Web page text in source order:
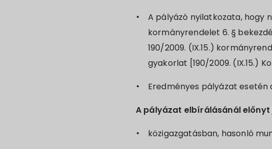
A pályázó nyilatkozata, hogy
kormányrendelet 6. §
190/2009. (IX.15.)
gyakorlat [190/2009. (IX.15.)
Eredményes pályázat
A pályázat elbírálásánál előnyt
közigazgatásban, hasonló